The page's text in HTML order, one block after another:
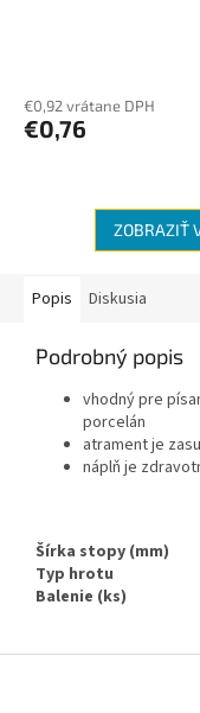
€0,92 vrátane DPH
€0,76
ZOBRAZIŤ
Popis Diskusia
Podrobný popis
vhodný pre
porcelán
atrament je
náplň je
Šírka stopy (mm)
Typ hrotu
Balenie (ks)